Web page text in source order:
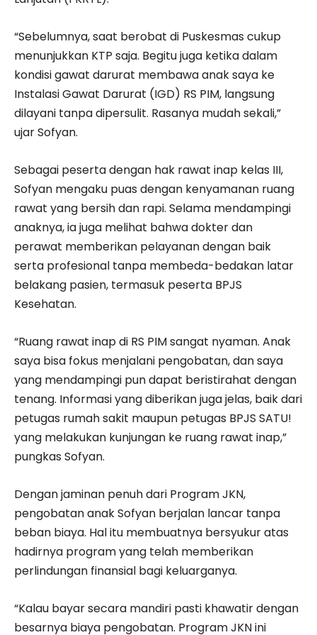
“Sebelumnya, saat berobat di Puskesmas cukup
menunjukkan KTP saja. Begitu juga ketika dalam
kondisi gawat darurat membawa anak saya ke
Instalasi Gawat Darurat (IGD) RS PIM, langsung
dilayani tanpa dipersulit. Rasanya mudah sekali,”
ujar Sofyan.
Sebagai peserta dengan hak rawat inap kelas III,
Sofyan mengaku puas dengan kenyamanan ruang
rawat yang bersih dan rapi. Selama mendampingi
anaknya, ia juga melihat bahwa dokter dan
perawat memberikan pelayanan dengan baik
serta profesional tanpa membeda-bedakan latar
belakang pasien, termasuk peserta BPJS
Kesehatan.
“Ruang rawat inap di RS PIM sangat nyaman. Anak
saya bisa fokus menjalani pengobatan, dan saya
yang mendampingi pun dapat beristirahat dengan
tenang. Informasi yang diberikan juga jelas, baik dari
petugas rumah sakit maupun petugas BPJS SATU!
yang melakukan kunjungan ke ruang rawat inap,”
pungkas Sofyan.
Dengan jaminan penuh dari Program JKN,
pengobatan anak Sofyan berjalan lancar tanpa
beban biaya. Hal itu membuatnya bersyukur atas
hadirnya program yang telah memberikan
perlindungan finansial bagi keluarganya.
“Kalau bayar secara mandiri pasti khawatir dengan
besarnya biaya pengobatan. Program JKN ini